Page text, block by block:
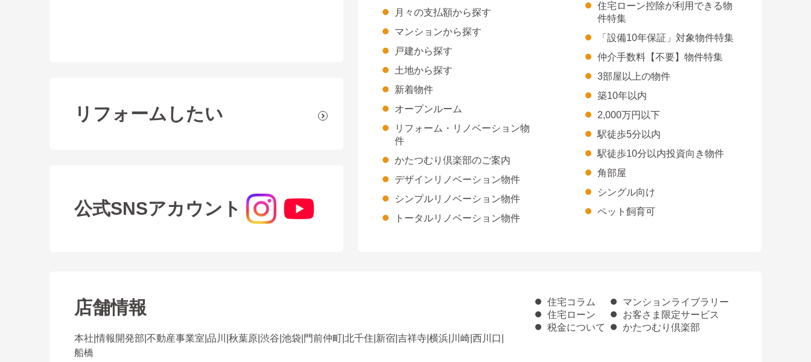
リフォームしたい
公式SNSアカウント
月々の支払額から探す
マンションから探す
戸建から探す
土地から探す
新着物件
オープンルーム
リフォーム・リノベーション物
件
かたつむり倶楽部のご案内
デザインリノベーション物件
シンプルリノベーション物件
トータルリノベーション物件
住宅ローン控除が利用できる物
件特集
「設備10年保証」対象物件特集
仲介手数料【不要】物件特集
3部屋以上の物件
築10年以内
2,000万円以下
駅徒歩5分以内
駅徒歩10分以内投資向き物件
角部屋
シングル向け
ペット飼育可
店舗情報
本社 |情報開発部 不動産事業室 品川 秋葉原 渋谷 池袋 門前仲町 北千住 新宿 吉祥寺 横浜 川崎 西川口
船橋
住宅コラム
マンションライブラリー
住宅ローン
お客さま限定サービス
税金について
かたつむり倶楽部